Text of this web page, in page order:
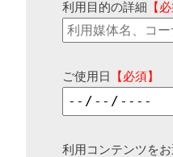
利用目的の詳細 【
ご使用日 【必須】
利用コンテンツをお